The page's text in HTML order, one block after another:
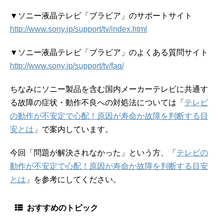
▼ソニー液晶テレビ「ブラビア」のサポートサイト
http://www.sony.jp/support/tv/index.html
▼ソニー液晶テレビ「ブラビア」のよくある質問サイト
http://www.sony.jp/support/tv/faq/
ちなみにソニー製品を含む国内メーカーテレビに共通す
る故障の症状・動作不良への対処法については「 テレビ
の動作が不安定で心配！原因が寿命か故障を判断する目
安とは 」で案内しています。
今回「問題が解決されなかった」という方、「 テレビの
動作が不安定で心配！原因が寿命か故障を判断する目安
とは 」を参考にしてください。
おすすめのトピック